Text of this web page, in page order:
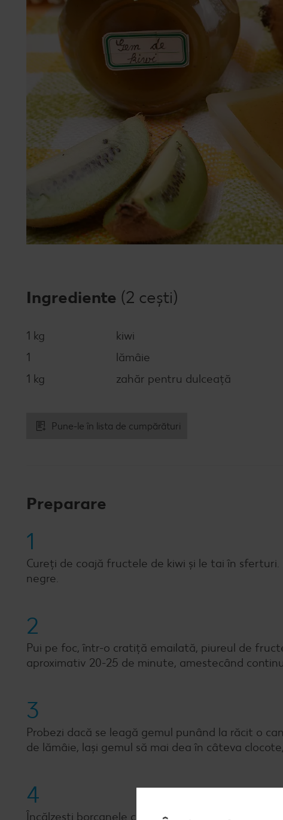
Ingrediente (2 cești)
1 kg
kiwi
1
lămâie
1 kg
zahăr pentru dulceață
Pune-le în lista de cumpărături
Preparare
1
Cureți de coajă fructele de kiwi și le tai în
negre.
2
Pui pe foc, într-o cratiță emailată, piureul de
aproximativ 20-25 de minute, amestecând
3
Probezi dacă se leagă gemul punând la răcit o
de lămâie, lași gemul să mai dea în câteva
4
Încălzești borcanele curate în cuptor, timp de 5